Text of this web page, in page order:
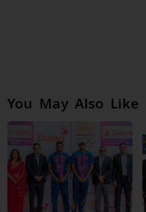
You May Also Like